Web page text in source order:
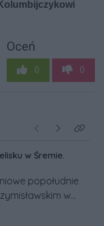
Oceń
0 0
Poprzednie
NastępneKliknij
w Śremie.
popołudnie
w
zakończyło się